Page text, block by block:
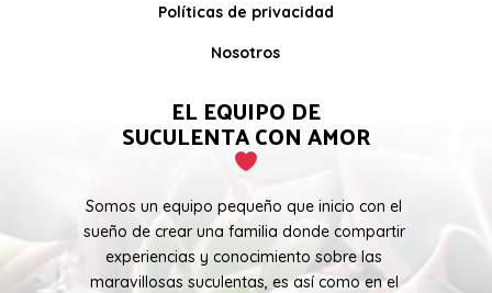
Políticas de privacidad
Nosotros
EL EQUIPO DE
SUCULENTA CON AMOR
Somos un equipo pequeño que inicio con el
sueño de crear una familia donde compartir
experiencias y conocimiento sobre las
maravillosas suculentas, es así como en el